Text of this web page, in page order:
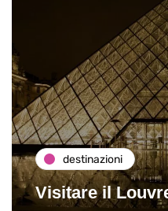
destinazioni
Visitare il